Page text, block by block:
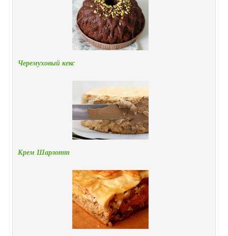
Черемуховый кекс
Крем Шарлотт